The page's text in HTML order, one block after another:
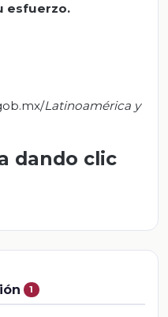
esfuerzo.
Latinoamérica y
dando clic
1